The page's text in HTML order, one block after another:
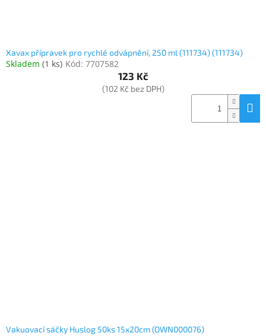
Xavax přípravek pro rychlé odvápnění, 250 ml (111734) (111734)
Skladem (1 ks) Kód: 7707582
123 Kč
(102 Kč bez DPH)
Vakuovací sáčky Huslog 50ks 15x20cm (OWN000076)